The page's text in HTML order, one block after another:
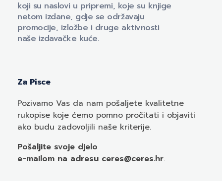
koji su naslovi u pripremi, koje su knjige
netom izdane, gdje se održavaju
promocije, izložbe i druge aktivnosti
naše izdavačke kuće.
Za Pisce
Pozivamo Vas da nam pošaljete kvalitetne
rukopise koje ćemo pomno pročitati i objaviti
ako budu zadovoljili naše kriterije.
Pošaljite svoje djelo
e-mailom na adresu ceres@ceres.hr.